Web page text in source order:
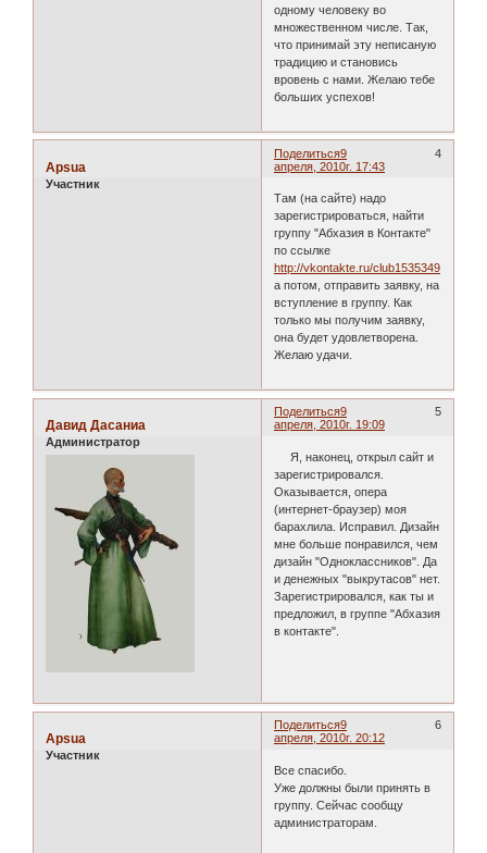
одному человеку во
множественном числе. Так,
что принимай эту неписаную
традицию и становись
вровень с нами. Желаю тебе
больших успехов!
Поделиться 4
9
апреля, 2010г. 17:43
Apsua
Участник
Там (на сайте) надо
зарегистрироваться, найти
группу "Абхазия в Контакте"
по ссылке
http://vkontakte.ru/club1535349
а потом, отправить заявку, на
вступление в группу. Как
только мы получим заявку,
она будет удовлетворена.
Желаю удачи.
Поделиться 5
9
апреля, 2010г. 19:09
Давид Дасаниа
Администратор
Я, наконец, открыл сайт и
зарегистрировался.
Оказывается, опера
(интернет-браузер) моя
барахлила. Исправил. Дизайн
мне больше понравился, чем
дизайн "Одноклассников". Да
и денежных "выкрутасов" нет.
Зарегистрировался, как ты и
предложил, в группе "Абхазия
в контакте".
Поделиться 6
9
апреля, 2010г. 20:12
Apsua
Участник
Все спасибо.
Уже должны были принять в
группу. Сейчас сообщу
администраторам.